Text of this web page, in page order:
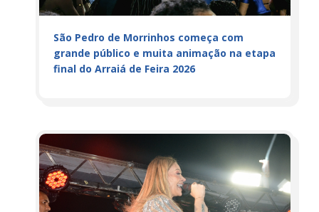
São Pedro de Morrinhos começa com
grande público e muita animação na etapa
final do Arraiá de Feira 2026